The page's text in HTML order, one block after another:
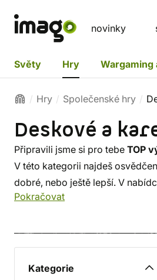
novinky
Světy Hry Wargaming
Hry Společenské hry
Deskové a
Připravili jsme si pro tebe TOP
V této kategorii najdeš
dobré, nebo ještě lepší. V
neobyčejné
Pokračovat
Kategorie